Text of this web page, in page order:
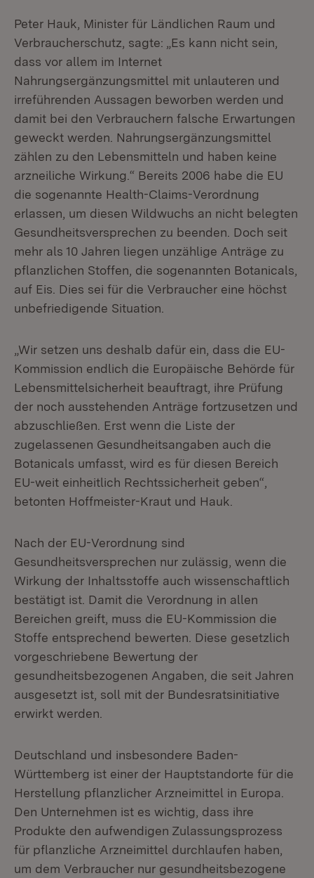
Peter Hauk, Minister für Ländlichen Raum und
Verbraucherschutz, sagte: „Es kann nicht sein,
dass vor allem im Internet
Nahrungsergänzungsmittel mit unlauteren und
irreführenden Aussagen beworben werden und
damit bei den Verbrauchern falsche Erwartungen
geweckt werden. Nahrungsergänzungsmittel
zählen zu den Lebensmitteln und haben keine
arzneiliche Wirkung.“ Bereits 2006 habe die EU
die sogenannte Health-Claims-Verordnung
erlassen, um diesen Wildwuchs an nicht belegten
Gesundheitsversprechen zu beenden. Doch seit
mehr als 10 Jahren liegen unzählige Anträge zu
pflanzlichen Stoffen, die sogenannten Botanicals,
auf Eis. Dies sei für die Verbraucher eine höchst
unbefriedigende Situation.
„Wir setzen uns deshalb dafür ein, dass die EU-
Kommission endlich die Europäische Behörde für
Lebensmittelsicherheit beauftragt, ihre Prüfung
der noch ausstehenden Anträge fortzusetzen und
abzuschließen. Erst wenn die Liste der
zugelassenen Gesundheitsangaben auch die
Botanicals umfasst, wird es für diesen Bereich
EU-weit einheitlich Rechtssicherheit geben“,
betonten Hoffmeister-Kraut und Hauk.
Nach der EU-Verordnung sind
Gesundheitsversprechen nur zulässig, wenn die
Wirkung der Inhaltsstoffe auch wissenschaftlich
bestätigt ist. Damit die Verordnung in allen
Bereichen greift, muss die EU-Kommission die
Stoffe entsprechend bewerten. Diese gesetzlich
vorgeschriebene Bewertung der
gesundheitsbezogenen Angaben, die seit Jahren
ausgesetzt ist, soll mit der Bundesratsinitiative
erwirkt werden.
Deutschland und insbesondere Baden-
Württemberg ist einer der Hauptstandorte für die
Herstellung pflanzlicher Arzneimittel in Europa.
Den Unternehmen ist es wichtig, dass ihre
Produkte den aufwendigen Zulassungsprozess
für pflanzliche Arzneimittel durchlaufen haben,
um dem Verbraucher nur gesundheitsbezogene